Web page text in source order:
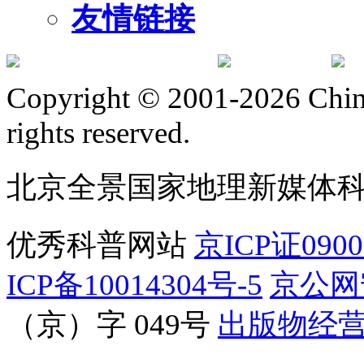
友情链接
Copyright © 2001-2026
rights reserved.
北京全景国家地理新媒体
优秀科普网站 京ICP证
ICP备10014304号-5 京公
（京）字 049号 出版物经